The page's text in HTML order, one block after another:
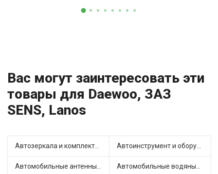
Вас могут заинтересовать эти
товары для Daewoo, ЗАЗ
SENS, Lanos
Автозеркала и комплектующие (6) Автоинструмент и оборудование (3)
Автомобильные антенны (1) Автомобильные водяные насосы (22)